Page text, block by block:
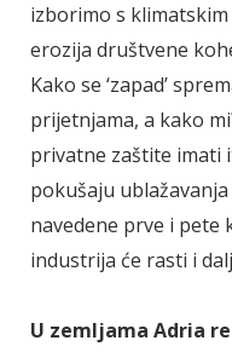
izborimo s
erozija društvene
Kako se ‘zapad’
prijetnjama, a kako
privatne zaštite imati
pokušaju
navedene prve i pete
industrija će rasti i
U zemljama Adria